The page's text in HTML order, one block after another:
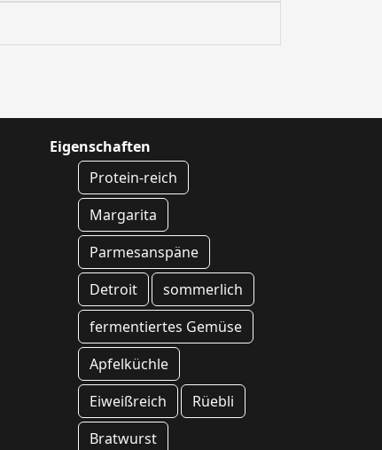
Eigenschaften
Protein-reich
Margarita
Parmesanspäne
Detroit
sommerlich
fermentiertes Gemüse
Apfelküchle
Eiweißreich
Rüebli
Bratwurst